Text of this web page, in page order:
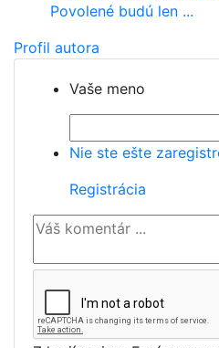
Povolené budú len ...
Profil autora
Vaše meno
Nie ste ešte
Registrácia